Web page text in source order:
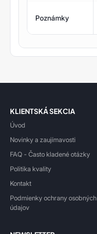
Poznámky
KLIENTSKÁ SEKCIA
Úvod
Novinky a zaujímavosti
FAQ - Často kladené otázky
Politika kvality
Kontakt
Podmienky ochrany osobných
údajov